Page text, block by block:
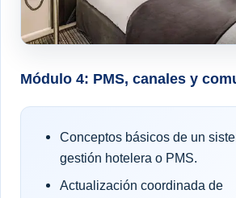
Módulo 4: PMS, canales y
Conceptos básicos de un
gestión hotelera o PMS.
Actualización coordinada de